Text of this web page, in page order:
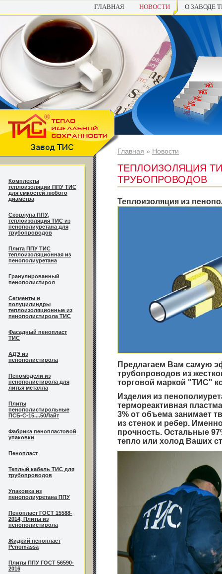
ГЛАВНАЯ НОВОСТИ О ЗАВОДЕ
Комплекты
теплоизоляции ППУ ТИС
для емкостей любого
диаметра
Cкорлупа ППУ,
теплоизоляция ТИС из
пенополиуретана для
трубопроводов
Плита ППУ ТИС
теплоизоляционная из
пенополиуретана
Гранулированный
пенополистирол
Сегменты и
полуцилиндры
теплоизоляционные из
пенополистирола ТИС
Фасадный пенопласт
ТИС
АДЭ из
пенополистирола
Пеномодели из
пенополистирола для
литья металла
Плиты
пенополистирольные
ПСБ-С-15....50Лайт
Фабрика пенопластовой
упаковки
Пенопласт
Теплый кабель ТИС для
трубопроводов
Упаковка из
пенополиуретана ППУ
Пенопласт ГОСТ 15588-
2014, Плиты из
пенополистирола
Жидкий пенопласт
Penomassa
Плиты ППУ ГОСТ 56590-
2016
Главная » Новости
ТЕПЛОИЗОЛЯЦИЯ
ТРУБОПРОВОДОВ
Теплоизоляция из
Предлагаем Вам самую
трубопроводов из
торговой маркой "ТИС"
Изделия из
термореактивная
3% от объема занимает
из стенок и ребер.
прочность. Остальные
тепло или холод Ваших